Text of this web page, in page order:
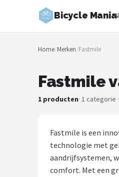
Bicycle Mania
Zoeken
NAVIGATIE
Merken
Fietsroutes
Kinderfietsen
Home/Merken/Fastmile
Fastmile
1 producten· 1 categorie
Fastmile is een
technologie met
aandrijfsystemen,
comfort. Met een